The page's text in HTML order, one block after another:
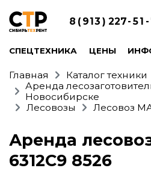
8 (913 ) 227- 51 -
СПЕЦТЕХНИКА ЦЕНЫ
Главная
Каталог техники
Аренда
Новосибирске
Лесовозы
Лесовоз
Аренда
6312С9 8526